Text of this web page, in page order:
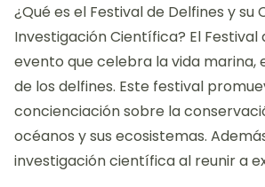
¿Qué es el Festival de Delfines y su
Investigación Científica? El Festival
evento que celebra la vida marina,
de los delfines. Este festival
concienciación sobre la
océanos y sus ecosistemas.
investigación científica al reunir a